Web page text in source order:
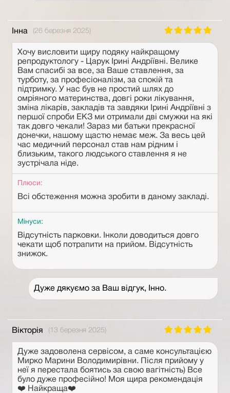
Інна (26 березня 2025)
Хочу висловити щиру подяку найкращому
репродуктологу - Царук Ірині Андріївні. Велике
Вам спасибі за все, за Ваше ставлення, за
турботу, за професіоналізм, за спокій та
підтримку. У нас був не простий шлях до
омріяного материнства, довгі роки лікування,
зміна лікарів, закладів та завдяки Ірині Андріївні з
першої спроби ЕКЗ ми отримали дві смужки на які
так довго чекали! Зараз ми батьки прекрасної
донечки, нашому щастю немає меж. За весь цей
час медичний персонал став нам рідним і
близьким, такого людського ставлення я не
зустрічала ніде.
Плюси:
Всі обстеження можна зробити в даному закладі.
Мінуси:
Відсутність парковки. Інколи доводиться довго
чекати щоб потрапити на прийом. Відсутність
знижок.
Дуже дякуємо за Ваш відгук, Інно.
Вікторія (13 березня 2025)
Дуже задоволена сервісом, а саме консультацією
Мирко Марини Володимирівни. Після прийому у
неї я перестала боятись за свою вагітність) Все
було дуже професійно! Моя щира рекомендація
❤️ Найкраща❤️